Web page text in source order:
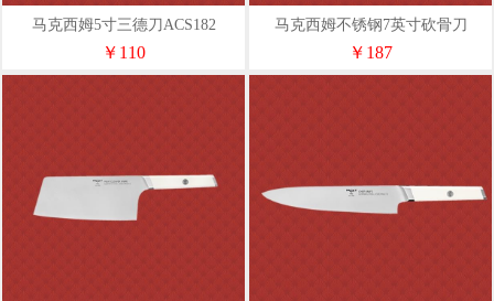
马克西姆5寸三德刀ACS182
￥110
马克西姆不锈钢7英寸砍骨刀
ACS168
￥187